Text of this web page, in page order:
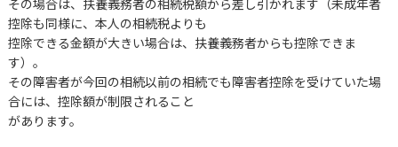
控除も同様に、本人の相続税よりも
控除できる金額が大きい場合は、扶養義務者からも控除できま
す）。
その障害者が今回の相続以前の相続でも障害者控除を受けていた場
合には、控除額が制限されること
があります。